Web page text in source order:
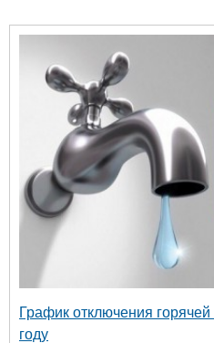
График отключения
году